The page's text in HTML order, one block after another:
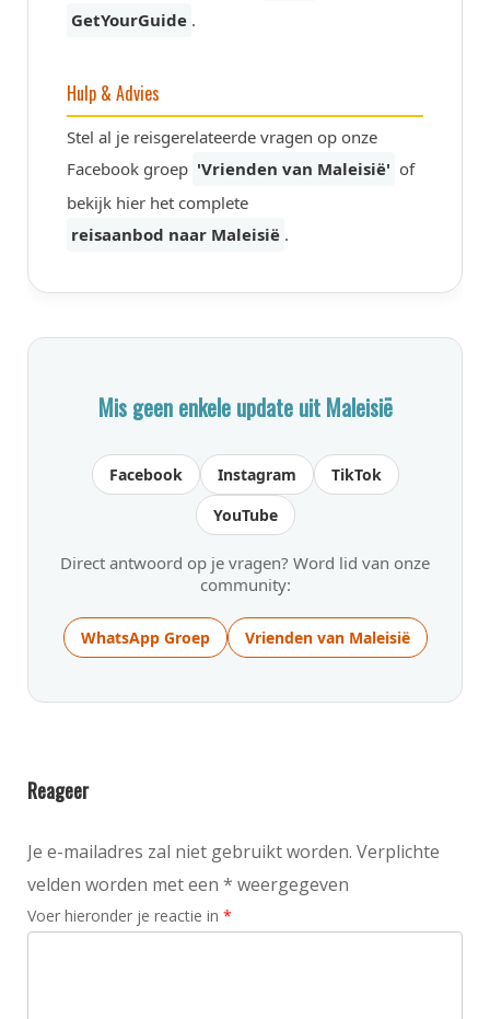
GetYourGuide .
Hulp & Advies
Stel al je reisgerelateerde vragen op onze
Facebook groep 'Vrienden van Maleisië' of
bekijk hier het complete
reisaanbod naar Maleisië .
Mis geen enkele update uit Maleisië
Facebook Instagram
TikTok
YouTube
Direct antwoord op je vragen? Word lid van onze
community:
WhatsApp Groep Vrienden van Maleisië
Reageer
Je e-mailadres zal niet gebruikt worden. Verplichte
velden worden met een * weergegeven
Voer hieronder je reactie in *